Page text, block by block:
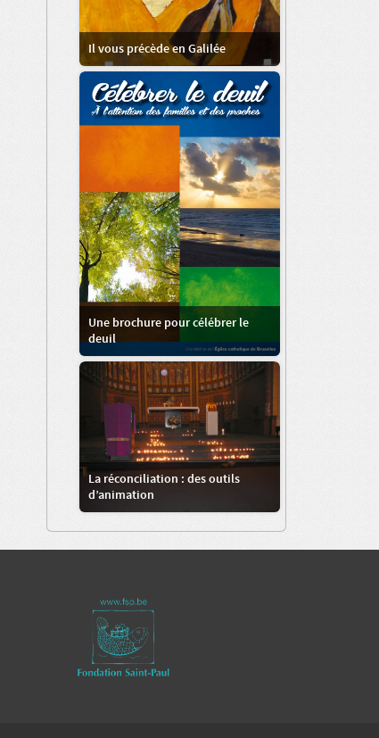
Il vous précède en Galilée
Une brochure pour célébrer le
deuil
La réconciliation : des outils
d’animation